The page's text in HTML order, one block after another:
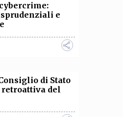
e
di Stato
del